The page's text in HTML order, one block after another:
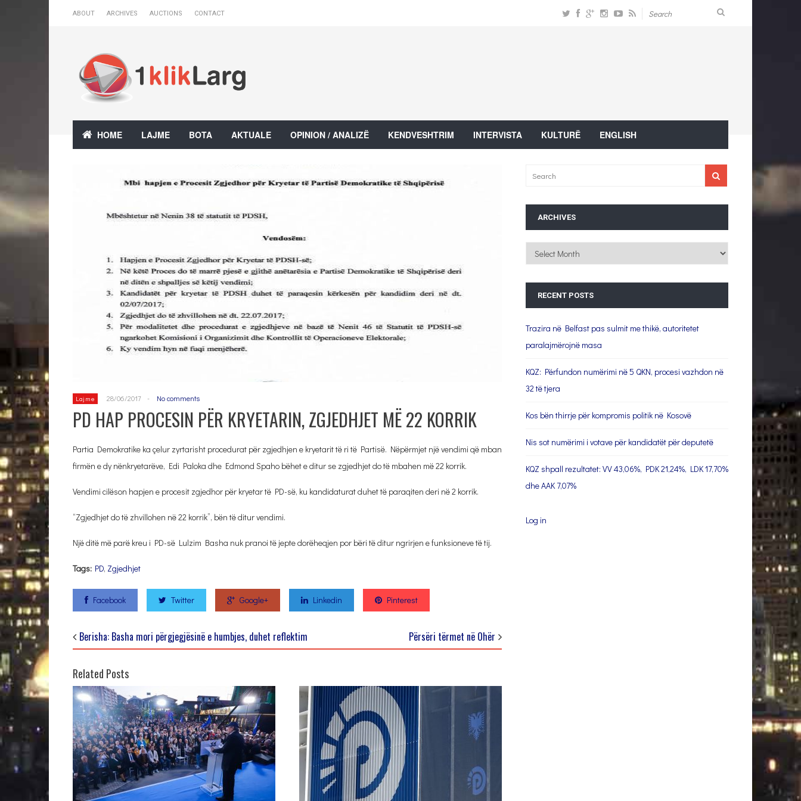
ABOUT ARCHIVES AUCTIONS CONTACT
HOME LAJME BOTA AKTUALE OPINION / ANALIZË KENDVESHTRIM INTERVISTA KULTURË ENGLISH
Lajme 28/06/2017 - No comments
PD HAP PROCESIN PËR KRYETARIN, ZGJEDHJET MË 22 KORRIK
Partia Demokratike ka çelur zyrtarisht procedurat për zgjedhjen e kryetarit të ri të Partisë. Nëpërmjet një vendimi që mban
firmën e dy nënkryetarëve, Edi Paloka dhe Edmond Spaho bëhet e ditur se zgjedhjet do të mbahen më 22 korrik.
Vendimi cilëson hapjen e procesit zgjedhor për kryetar të PD-së, ku kandidaturat duhet të paraqiten deri në 2 korrik.
“Zgjedhjet do të zhvillohen në 22 korrik”, bën të ditur vendimi.
Një ditë më parë kreu i PD-së Lulzim Basha nuk pranoi të jepte dorëheqjen por bëri të ditur ngrirjen e funksioneve të tij.
Tags: PD, Zgjedhjet
Facebook Twitter Google+ Linkedin Pinterest
Berisha: Basha mori përgjegjësinë e humbjes, duhet reflektim Përsëri tërmet në Ohër
Related Posts
ARCHIVES
Archives
RECENT POSTS
Trazira në Belfast pas sulmit me thikë, autoritetet
paralajmërojnë masa
KQZ: Përfundon numërimi në 5 QKN, procesi vazhdon në
32 të tjera
Kos bën thirrje për kompromis politik në Kosovë
Nis sot numërimi i votave për kandidatët për deputetë
KQZ shpall rezultatet: VV 43,06%, PDK 21,24%, LDK 17,70%
dhe AAK 7,07%
Log in